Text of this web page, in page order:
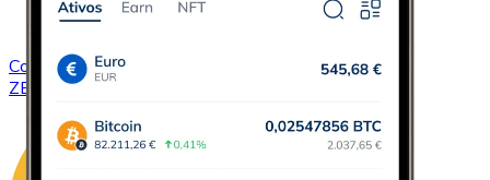
Comprar ZCash
com transferência bancárias
ZEC